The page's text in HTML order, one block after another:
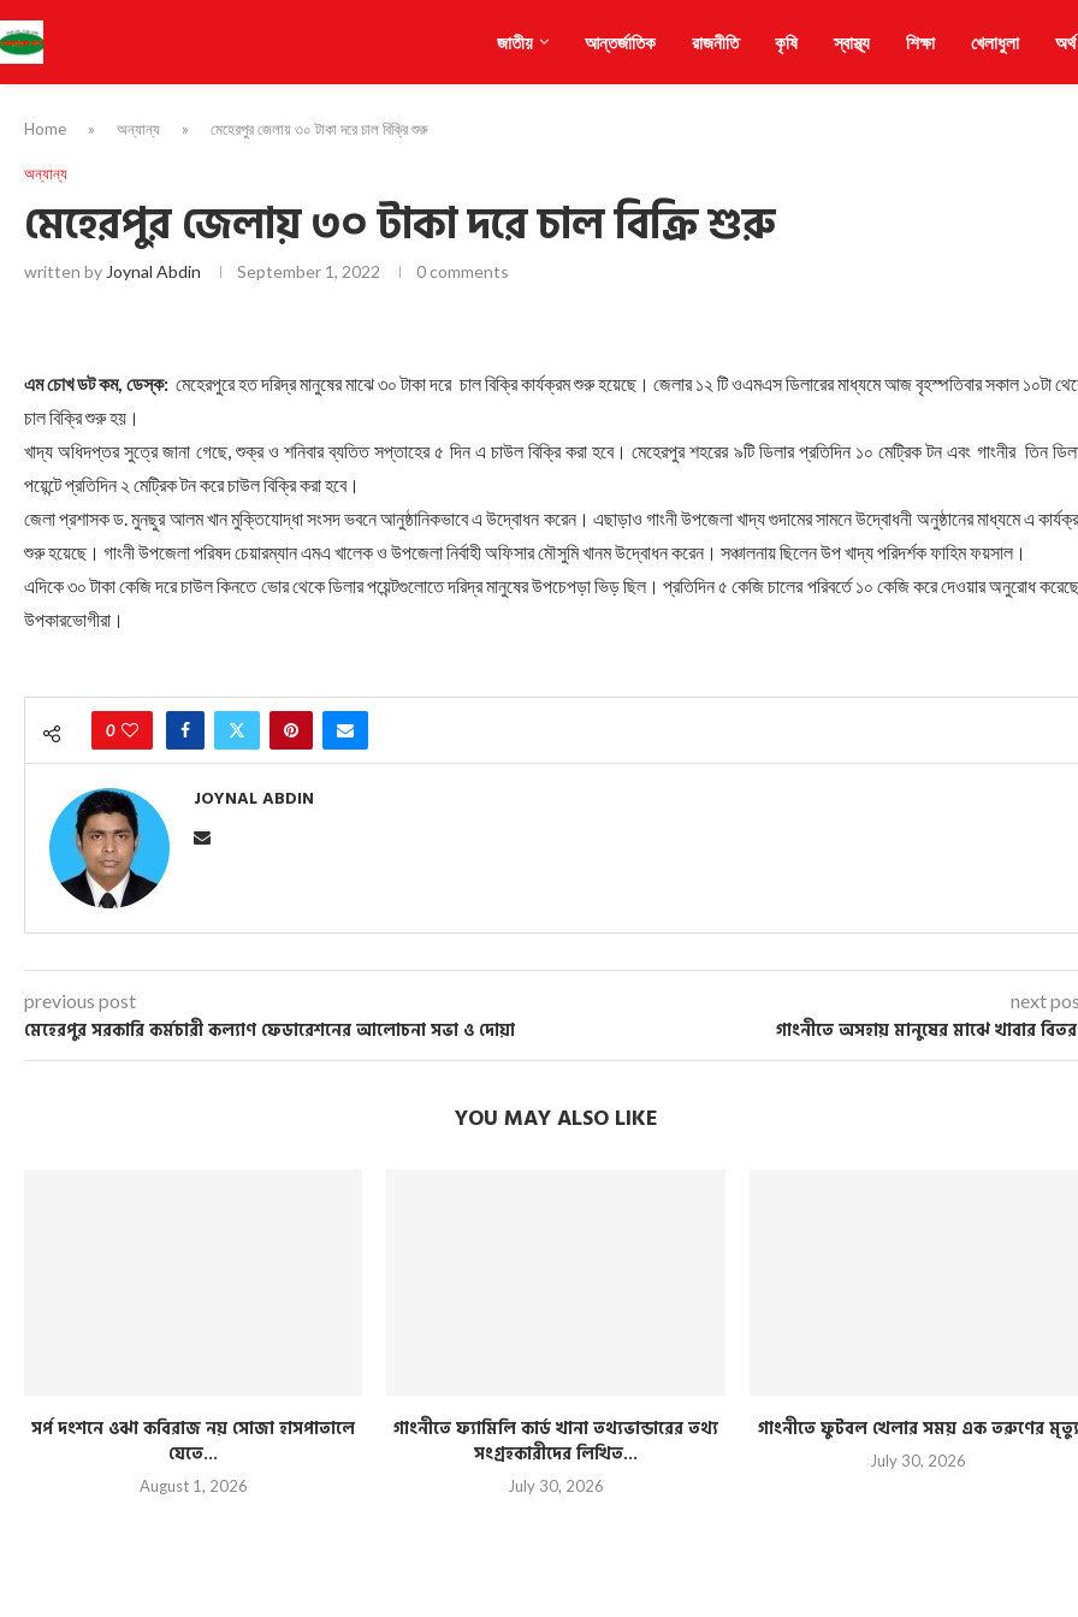
জাতীয় আন্তর্জাতিক রাজনীতি কৃষি স্বাস্থ্য শিক্ষা খেলাধুলা
Home » অন্যান্য » মেহেরপুর জেলায় ৩০ টাকা দরে চাল বিক্রি শুরু
অন্যান্য
মেহেরপুর জেলায় ৩০ টাকা দরে চাল বিক্রি শুরু
written by Joynal Abdin September 1, 2022 0 comments
এম চোখ ডট কম, ডেস্ক:মেহেরপুরে হত দরিদ্র মানুষের মাঝে ৩০ টাকা দরে চাল বিক্রি কার্যক্রম শুরু হয়েছে। জেলার ১২ টি ওএমএস ডিলারের মাধ্যমে আজ বৃহস্পতিবার সকাল ১০টা
চাল বিক্রি শুরু হয়।
খাদ্য অধিদপ্তর সুত্রে জানা গেছে, শুক্র ও শনিবার ব্যতিত সপ্তাহের ৫ দিন এ চাউল বিক্রি করা হবে। মেহেরপুর শহরের ৯টি ডিলার প্রতিদিন ১০ মেট্রিক টন এবং গাংনীর তিন
পয়েন্টে প্রতিদিন ২ মেট্রিক টন করে চাউল বিক্রি করা হবে।
জেলা প্রশাসক ড. মুনছুর আলম খান মুক্তিযোদ্ধা সংসদ ভবনে আনুষ্ঠানিকভাবে এ উদ্বোধন করেন। এছাড়াও গাংনী উপজেলা খাদ্য গুদামের সামনে উদ্বোধনী অনুষ্ঠানের মাধ্যমে এ
শুরু হয়েছে। গাংনী উপজেলা পরিষদ চেয়ারম্যান এমএ খালেক ও উপজেলা নির্বাহী অফিসার মৌসুমি খানম উদ্বোধন করেন। সঞ্চালনায় ছিলেন উপ খাদ্য পরিদর্শক ফাহিম ফয়সাল।
এদিকে ৩০ টাকা কেজি দরে চাউল কিনতে ভোর থেকে ডিলার পয়েন্টগুলোতে দরিদ্র মানুষের উপচেপড়া ভিড় ছিল। প্রতিদিন ৫ কেজি চালের পরিবর্তে ১০ কেজি করে দেওয়ার অনুরোধ
উপকারভোগীরা।
0
JOYNAL ABDIN
previous post
মেহেরপুর সরকারি কর্মচারী কল্যাণ ফেডারেশনের আলোচনা সভা ও দোয়া
next
গাংনীতে অসহায় মানুষের মাঝে খাবার
YOU MAY ALSO LIKE
সর্প দংশনে ওঝা কবিরাজ নয় সোজা হাসপাতালে
যেতে...
August 1, 2026
গাংনীতে ফ্যামিলি কার্ড খানা তথ্যভান্ডারের তথ্য
সংগ্রহকারীদের লিখিত...
July 30, 2026
গাংনীতে ফুটবল খেলার সময় এক তরুণের মৃত্যু
July 30, 2026